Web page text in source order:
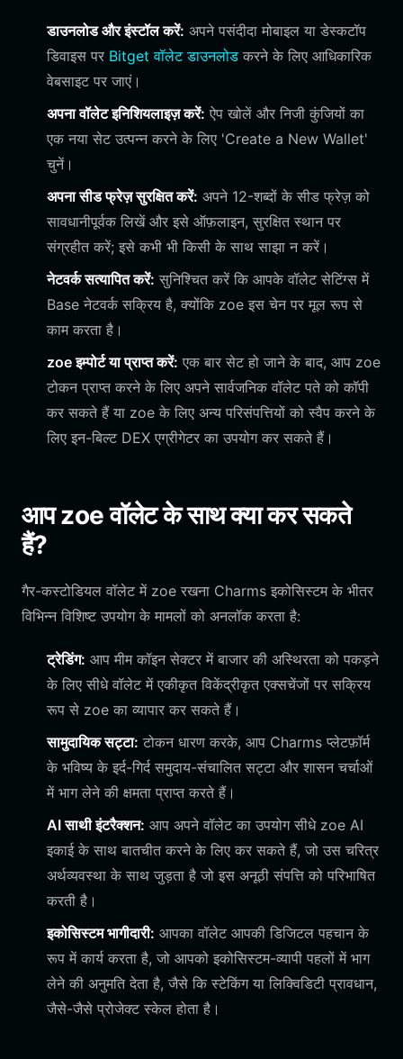
डाउनलोड और इंस्टॉल करें: अपने पसंदीदा मोबाइल या डेस्कटॉप
डिवाइस पर Bitget वॉलेट डाउनलोड करने के लिए आधिकारिक
वेबसाइट पर जाएं।
अपना वॉलेट इनिशियलाइज़ करें: ऐप खोलें और निजी कुंजियों का
एक नया सेट उत्पन्न करने के लिए 'Create a New Wallet'
चुनें।
अपना सीड फ्रेज़ सुरक्षित करें: अपने 12-शब्दों के सीड फ्रेज़ को
सावधानीपूर्वक लिखें और इसे ऑफ़लाइन, सुरक्षित स्थान पर
संग्रहीत करें; इसे कभी भी किसी के साथ साझा न करें।
नेटवर्क सत्यापित करें: सुनिश्चित करें कि आपके वॉलेट सेटिंग्स में
Base नेटवर्क सक्रिय है, क्योंकि zoe इस चेन पर मूल रूप से
काम करता है।
zoe इम्पोर्ट या प्राप्त करें: एक बार सेट हो जाने के बाद, आप zoe
टोकन प्राप्त करने के लिए अपने सार्वजनिक वॉलेट पते को कॉपी
कर सकते हैं या zoe के लिए अन्य परिसंपत्तियों को स्वैप करने के
लिए इन-बिल्ट DEX एग्रीगेटर का उपयोग कर सकते हैं।
आप zoe वॉलेट के साथ क्या कर सकते
हैं?
गैर-कस्टोडियल वॉलेट में zoe रखना Charms इकोसिस्टम के भीतर
विभिन्न विशिष्ट उपयोग के मामलों को अनलॉक करता है:
ट्रेडिंग: आप मीम कॉइन सेक्टर में बाजार की अस्थिरता को पकड़ने
के लिए सीधे वॉलेट में एकीकृत विकेंद्रीकृत एक्सचेंजों पर सक्रिय
रूप से zoe का व्यापार कर सकते हैं।
सामुदायिक सट्टा: टोकन धारण करके, आप Charms प्लेटफ़ॉर्म
के भविष्य के इर्द-गिर्द समुदाय-संचालित सट्टा और शासन चर्चाओं
में भाग लेने की क्षमता प्राप्त करते हैं।
AI साथी इंटरैक्शन: आप अपने वॉलेट का उपयोग सीधे zoe AI
इकाई के साथ बातचीत करने के लिए कर सकते हैं, जो उस चरित्र
अर्थव्यवस्था के साथ जुड़ता है जो इस अनूठी संपत्ति को परिभाषित
करती है।
इकोसिस्टम भागीदारी: आपका वॉलेट आपकी डिजिटल पहचान के
रूप में कार्य करता है, जो आपको इकोसिस्टम-व्यापी पहलों में भाग
लेने की अनुमति देता है, जैसे कि स्टेकिंग या लिक्विडिटी प्रावधान,
जैसे-जैसे प्रोजेक्ट स्केल होता है।